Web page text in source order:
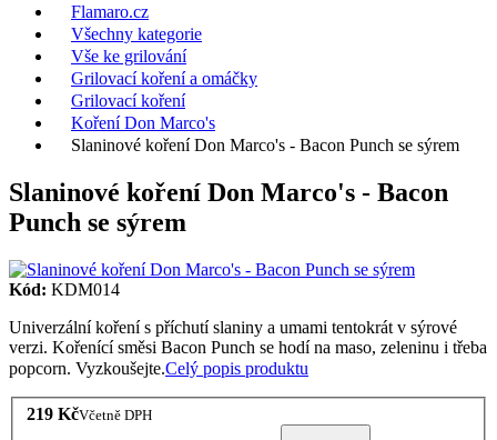
Flamaro.cz
Všechny kategorie
Vše ke grilování
Grilovací koření a omáčky
Grilovací koření
Koření Don Marco's
Slaninové koření Don Marco's - Bacon Punch se sýrem
Slaninové koření Don Marco's - Bacon
Punch se sýrem
Kód: KDM014
Univerzální koření s příchutí slaniny a umami tentokrát v sýrové
verzi. Kořenící směsi Bacon Punch se hodí na maso, zeleninu i třeba
popcorn. Vyzkoušejte.Celý popis produktu
219 KčVčetně DPH